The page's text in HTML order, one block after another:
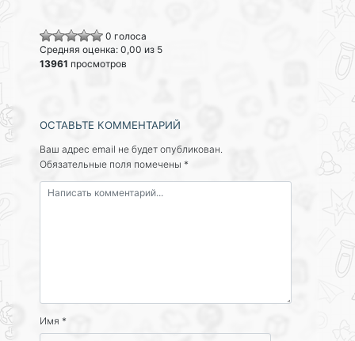
0 голоса
Средняя оценка: 0,00 из 5
13961 просмотров
ОСТАВЬТЕ КОММЕНТАРИЙ
Ваш адрес email не будет опубликован.
Обязательные поля помечены *
Имя *